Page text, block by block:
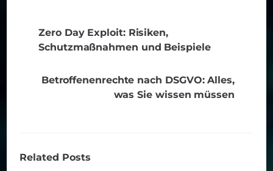
Zero Day Exploit: Risiken,
Schutzmaßnahmen und Beispiele
Betroffenenrechte nach DSGVO: Alles,
was Sie wissen müssen
Related Posts